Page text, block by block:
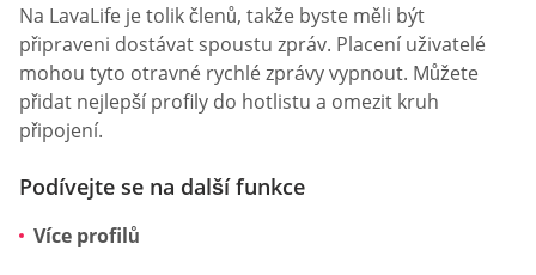
Na LavaLife je tolik členů, takže byste měli být
připraveni dostávat spoustu zpráv. Placení uživatelé
mohou tyto otravné rychlé zprávy vypnout. Můžete
přidat nejlepší profily do hotlistu a omezit kruh
připojení.
Podívejte se na další funkce
Více profilů